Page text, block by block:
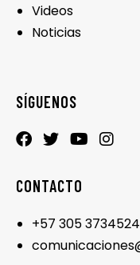
Videos
Noticias
SÍGUENOS
CONTACTO
+57 305 3734524